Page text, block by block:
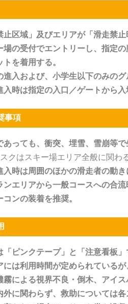
止区域」及びエリアが「滑走禁止
場の受付でエントリーし、指定
を着用する。
進入および、小学生以下のみのグ
入時は指定の入口／ゲートから入
事項
あっても、衝突、埋雪、雪崩等
クはスキー場エリア全般に関わ
入時は周囲のほかの滑走者の動
ンエリアから一般コースへの合
コンの装着を推奨。
「ピンクテープ」と「注意看板
には利用時間が定められている
霧による視界不良・倒木、アイ
外に関わらず、救助については各